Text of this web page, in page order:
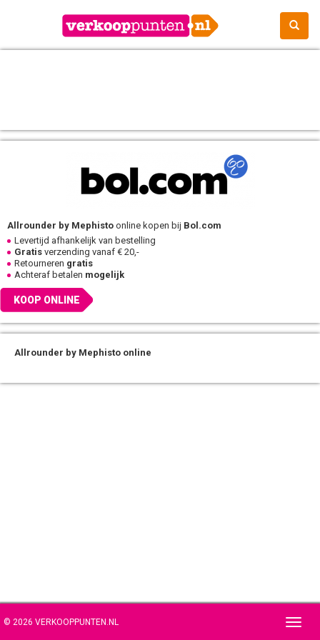
Allrounder by Mephisto online kopen bij Bol.com
Levertijd afhankelijk van bestelling
Gratis verzending vanaf € 20,-
Retourneren gratis
Achteraf betalen mogelijk
KOOP ONLINE
Allrounder by Mephisto online
© 2026 VERKOOPPUNTEN.NL